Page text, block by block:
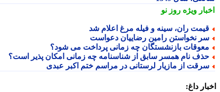
ویژهروز نو
ران، سینه و فیله مرغ اعلام شد
نخواستن رامین رضاییان دعواست
بازنشستگان چه زمانی پرداخت می شود؟
نام همسر سابق از شناسنامه چه زمانی امکان پذیر است؟
از مازیار لرستانی در مراسم ختم اکبر عبدی
داغ: